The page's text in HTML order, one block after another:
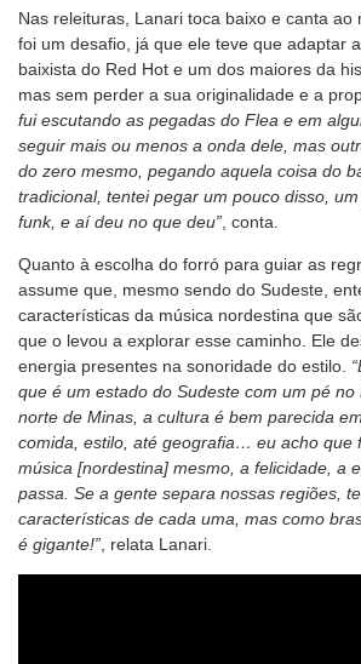
Nas releituras, Lanari toca baixo e canta ao
foi um desafio, já que ele teve que adaptar
baixista do Red Hot e um dos maiores da
mas sem perder a sua originalidade e a
fui escutando as pegadas do Flea e em
seguir mais ou menos a onda dele, mas
do zero mesmo, pegando aquela coisa do
tradicional, tentei pegar um pouco disso,
funk, e aí deu no que deu” , conta.
Quanto à escolha do forró para guiar as
assume que, mesmo sendo do Sudeste,
características da música nordestina que
que o levou a explorar esse caminho. Ele
energia presentes na sonoridade do estilo.
que é um estado do Sudeste com um pé no
norte de Minas, a cultura é bem parecida
comida, estilo, até geografia… eu acho que
música [nordestina] mesmo, a felicidade, a
passa. Se a gente separa nossas regiões,
características de cada uma, mas como
é gigante!” , relata Lanari.